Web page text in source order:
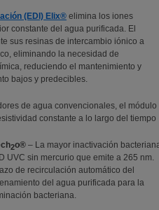
(EDI) Elix® elimina los iones
constante del agua purificada. El
sus resinas de intercambio iónico a
eliminando la necesidad de
reduciendo el mantenimiento y
bajos y predecibles.
2o® – La mayor inactivación
UVC sin mercurio que emite a 265 nm.
de recirculación automático del
del agua purificada para la
bacteriana.